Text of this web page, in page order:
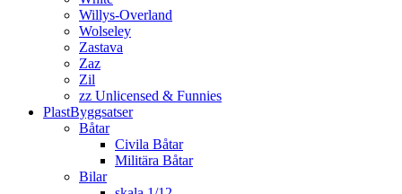
Willys-Overland
Wolseley
Zastava
Zaz
Zil
zz Unlicensed & Funnies
PlastByggsatser
Båtar
Civila Båtar
Militära Båtar
Bilar